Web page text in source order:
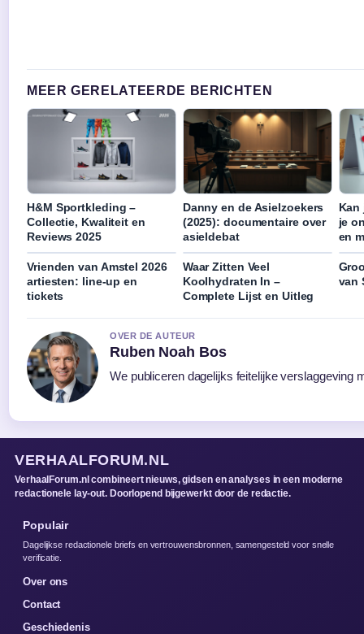
MEER GERELATEERDE BERICHTEN
H&M Sportkleding –
Collectie, Kwaliteit en
Reviews 2025
Danny en de Asielzoekers
(2025): documentaire over
asieldebat
Kan
je
en
Vrienden van Amstel 2026
artiesten: line-up en
tickets
Waar Zitten Veel
Koolhydraten In –
Complete Lijst en Uitleg
van
OVER DE AUTEUR
Ruben Noah Bos
We publiceren dagelijks feitelijke verslaggeving
VERHAALFORUM.NL
VerhaalForum.nl combineert nieuws, gidsen en analyses in een moderne
redactionele lay-out. Doorlopend bijgewerkt door de redactie.
Populair
Dagelijkse redactionele briefs en vertrouwensbronnen, samengesteld voor snelle
verificatie.
Over ons
Contact
Geschiedenis